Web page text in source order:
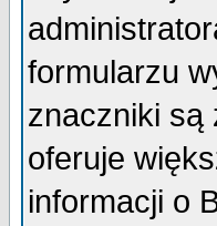
formularzu
znaczniki są
oferuje
informacji o